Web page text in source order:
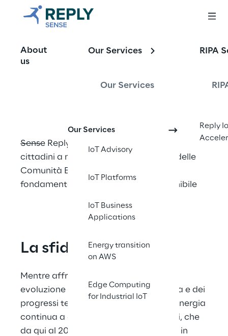
About
us
Our Services
Our Services
Our Services
IoT Advisory
IoT Platforms
IoT Business
Applications
Energy transition
on AWS
Edge Computing
for Industrial IoT
RIPA
Reply
Comunità
Energetiche
Rinnovabili
Sense Reply aiuta le aziende energetiche e i
cittadini a massimizzare il potenziale delle
Comunità Energetiche: uno strumento
fondamentale per un futuro più sostenibile
La sfida
Mentre affrontiamo il panorama in
evoluzione della transizione energetica e dei
progressi tecnologici, la domanda di energia
continua a crescere. Si prevede, infatti, che
da qui al 2030 il consumo di elettricità in